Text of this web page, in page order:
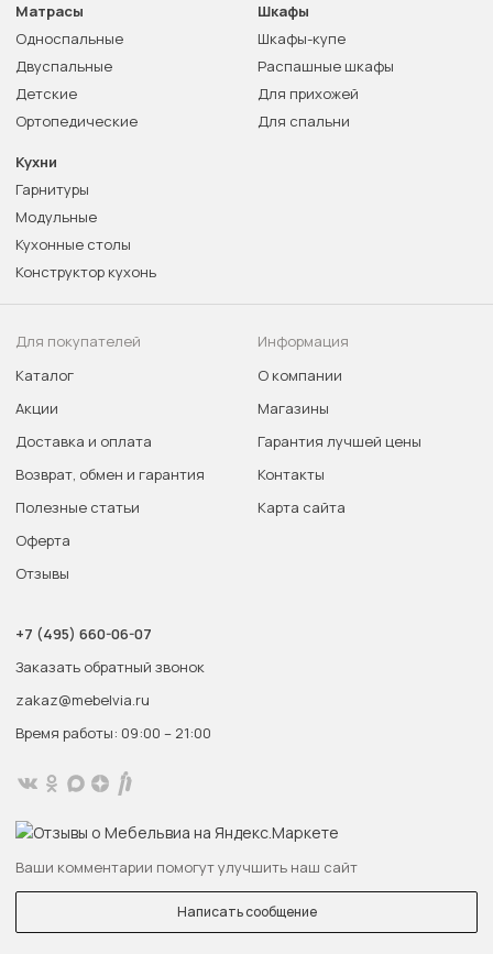
Матрасы
Односпальные
Двуспальные
Детские
Ортопедические
Шкафы
Шкафы-купе
Распашные шкафы
Для прихожей
Для спальни
Кухни
Гарнитуры
Модульные
Кухонные столы
Конструктор кухонь
Для покупателей
Каталог
Акции
Доставка и оплата
Возврат, обмен и гарантия
Полезные статьи
Оферта
Отзывы
Информация
О компании
Магазины
Гарантия лучшей цены
Контакты
Карта сайта
+7 (495) 660-06-07
Заказать обратный звонок
zakaz@mebelvia.ru
Время работы: 09:00 – 21:00
Ваши комментарии помогут улучшить наш сайт
Написать сообщение